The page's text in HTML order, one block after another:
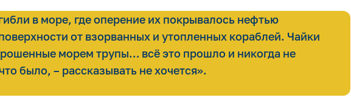
в море, где оперение их покрывалось нефтью
от взорванных и утопленных кораблей. Чайки
морем трупы… всё это прошло и никогда не
было, – рассказывать не хочется».